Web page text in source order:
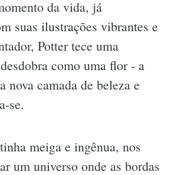
da vida, já
suas ilustrações vibrantes e
Potter tece uma
como uma flor - a
nova camada de beleza e
se.
meiga e ingênua, nos
um universo onde as bordas